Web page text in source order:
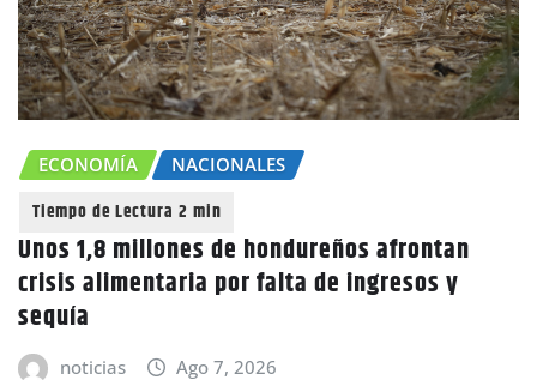
ECONOMÍA NACIONALES
Unos 1,8 millones de hondureños afrontan
crisis alimentaria por falta de ingresos y
sequía
noticias Ago 7, 2026